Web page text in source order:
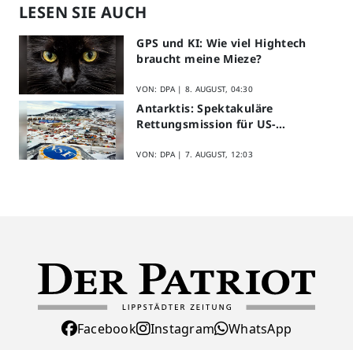
LESEN SIE AUCH
GPS und KI: Wie viel Hightech
braucht meine Mieze?
VON: DPA | 8. AUGUST, 04:30
Antarktis: Spektakuläre
Rettungsmission für US-
VON: DPA | 7. AUGUST, 12:03
Facebook Instagram WhatsApp